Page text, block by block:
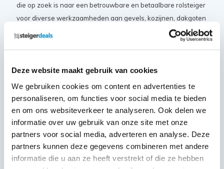
Deze website maakt gebruik van cookies
We gebruiken cookies om content en advertenties te
personaliseren, om functies voor social media te bieden
en om ons websiteverkeer te analyseren. Ook delen we
informatie over uw gebruik van onze site met onze
partners voor social media, adverteren en analyse. Deze
partners kunnen deze gegevens combineren met andere
informatie die u aan ze heeft verstrekt of die ze hebben
die op zoek is naar een betrouwbare en betaalbare rolsteiger
voor diverse werkzaamheden aan gevels, kozijnen, dakgoten
en meer.
keurmerken en certificaten:
Nederlandse warenwet
TÜV certificaat
EN 1004
Deze samenstelling bestaat uit: